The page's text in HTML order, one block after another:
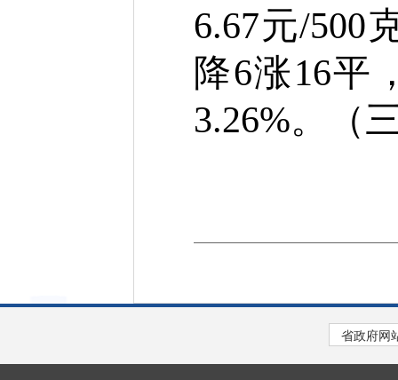
6.67元/500
降6涨16平
3.26%。（